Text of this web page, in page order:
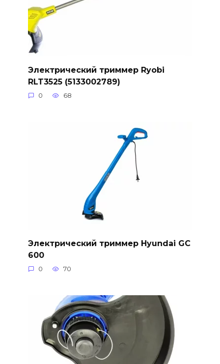
Электрический триммер Ryobi
RLT3525 (5133002789)
0 68
Электрический триммер Hyundai GC
600
0 70